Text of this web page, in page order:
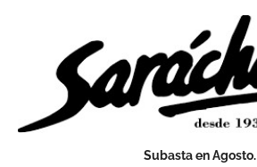
Subasta en Agosto.